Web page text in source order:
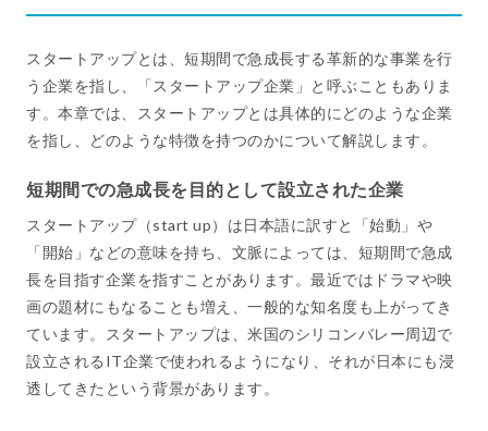
スタートアップとは、短期間で急成長する革新的な事業を行
う企業を指し、「スタートアップ企業」と呼ぶこともありま
す。本章では、スタートアップとは具体的にどのような企業
を指し、どのような特徴を持つのかについて解説します。
短期間での急成長を目的として設立された企業
スタートアップ（start up）は日本語に訳すと「始動」や
「開始」などの意味を持ち、文脈によっては、短期間で急成
長を目指す企業を指すことがあります。最近ではドラマや映
画の題材にもなることも増え、一般的な知名度も上がってき
ています。スタートアップは、米国のシリコンバレー周辺で
設立されるIT企業で使われるようになり、それが日本にも浸
透してきたという背景があります。